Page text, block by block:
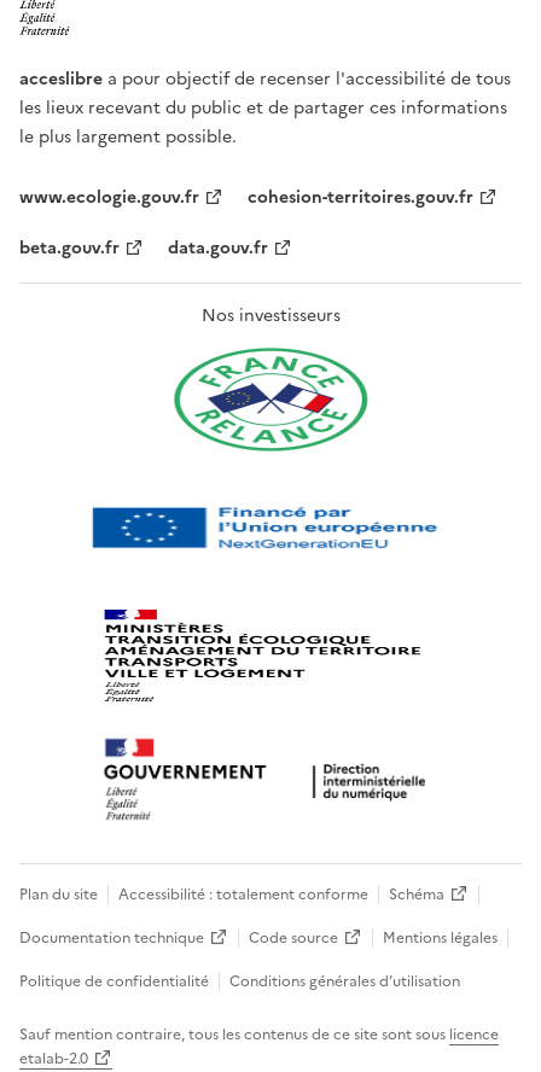
acceslibre a pour objectif de recenser l'accessibilité de tous
les lieux recevant du public et de partager ces informations
le plus largement possible.
www.ecologie.gouv.fr
cohesion-territoires.gouv.fr
beta.gouv.fr
data.gouv.fr
Nos investisseurs
Plan du site Accessibilité : totalement conforme
Schéma
Documentation technique
Code source
Mentions légales
Politique de confidentialité
Conditions générales d’utilisation
Sauf mention contraire, tous les contenus de ce site sont sous licence
etalab-2.0